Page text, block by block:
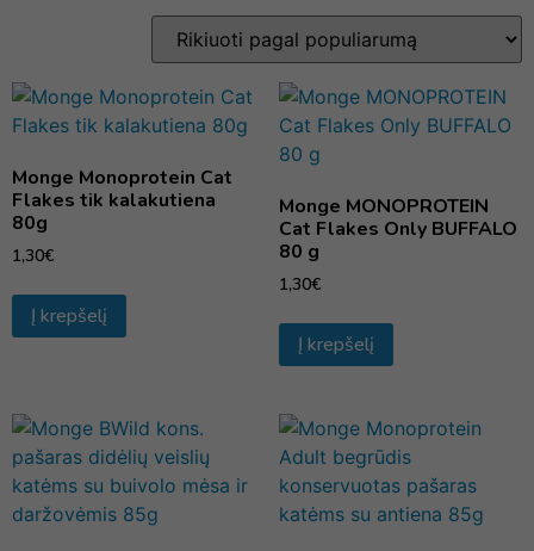
Monge Monoprotein Cat
Flakes tik kalakutiena
80g
1,30€
Į krepšelį
Monge MONOPROTEIN
Cat Flakes Only BUFFALO
80 g
1,30€
Į krepšelį